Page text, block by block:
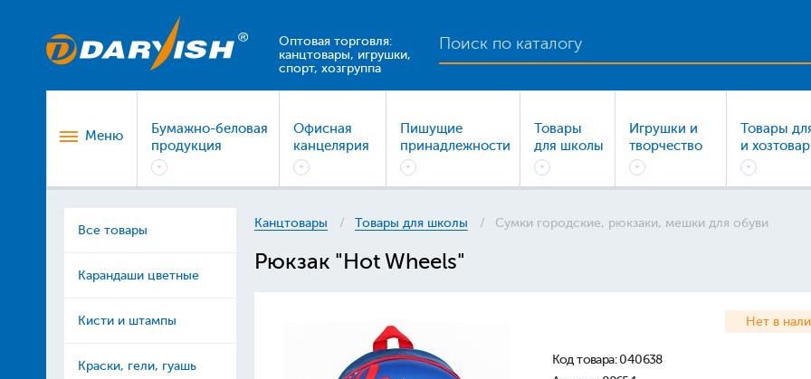
Оптовая торговля:
канцтовары, игрушки,
спорт, хозгруппа
Меню
Бумажно-беловая
продукция
Офисная
канцелярия
Пишущие
принадлежности
Товары
для школы
Игрушки и
творчество
Товары
и
Все товары
Карандаши цветные
Кисти и штампы
Краски, гели, гуашь
Канцтовары Товары для школы Сумки городские, рюкзаки, мешки для обуви
Рюкзак "Hot Wheels"
Нет в
Код товара:040638